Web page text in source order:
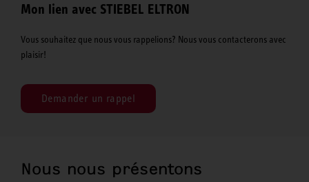
Mon lien avec STIEBEL ELTRON
Vous souhaitez que nous vous rappelions? Nous vous contacterons avec
plaisir!
Demander un rappel
Nous nous présentons